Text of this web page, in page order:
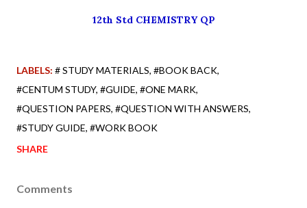
12th Std CHEMISTRY QP
LABELS: # STUDY MATERIALS #BOOK BACK
#CENTUM STUDY #GUIDE #ONE MARK
#QUESTION PAPERS #QUESTION WITH ANSWERS
#STUDY GUIDE #WORK BOOK
SHARE
Comments